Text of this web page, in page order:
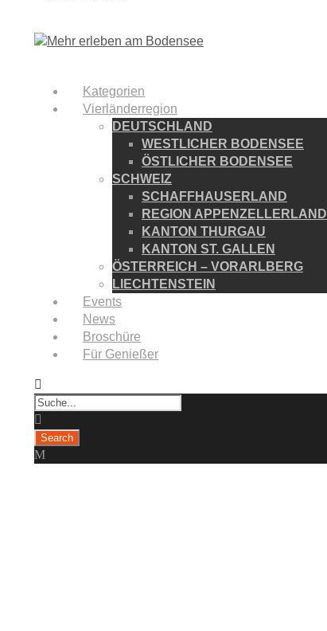
Kategorien
Vierländerregion
DEUTSCHLAND
WESTLICHER BODENSEE
ÖSTLICHER BODENSEE
SCHWEIZ
SCHAFFHAUSERLAND
REGION APPENZELLERLAND
KANTON THURGAU
KANTON ST. GALLEN
ÖSTERREICH – VORARLBERG
LIECHTENSTEIN
Events
News
Broschüre
Für Genießer